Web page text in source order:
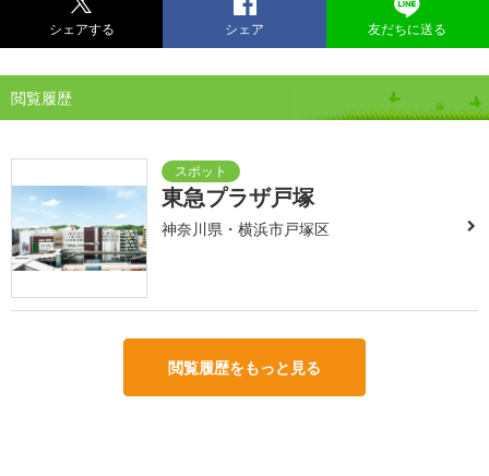
シェアする シェア 友だちに送る
閲覧履歴
東急プラザ戸塚
神奈川県・横浜市戸塚区
閲覧履歴をもっと見る